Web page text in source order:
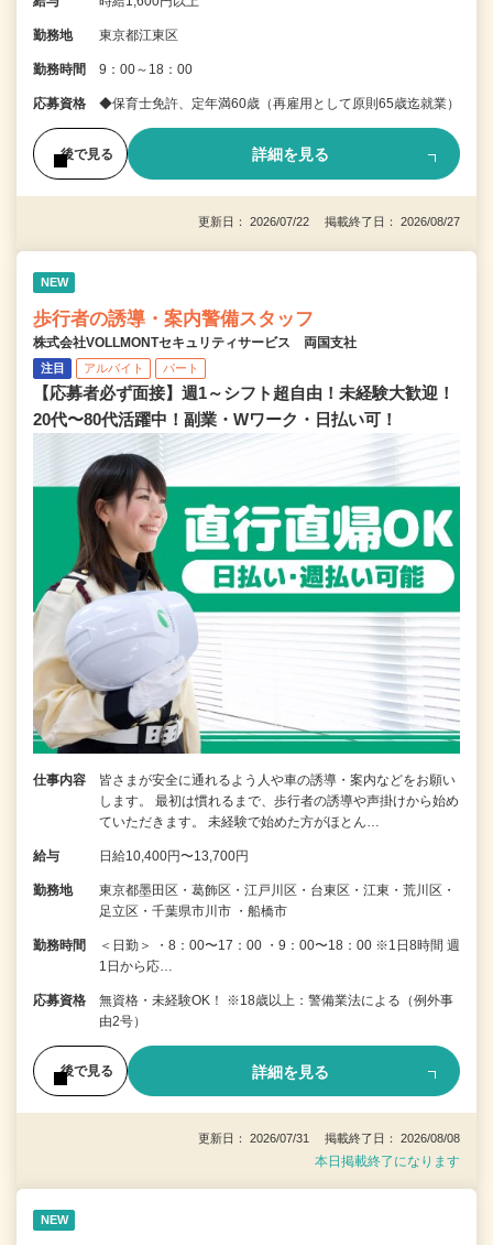
勤務地 東京都江東区
勤務時間 9：00～18：00
応募資格 ◆保育士免許、定年満60歳（再雇用として原則65歳迄就業）
後で見る 詳細を見る
更新日： 2026/07/22 掲載終了日： 2026/08/27
NEW
歩行者の誘導・案内警備スタッフ
株式会社VOLLMONTセキュリティサービス 両国支社
注目 アルバイト パート
【応募者必ず面接】週1～シフト超自由！未経験大歓迎！
20代〜80代活躍中！副業・Wワーク・日払い可！
仕事内容
皆さまが安全に通れるよう人や車の誘導・案内などをお願い
します。 最初は慣れるまで、歩行者の誘導や声掛けから始め
ていただきます。 未経験で始めた方がほとん…
給与 日給10,400円〜13,700円
勤務地
東京都墨田区・葛飾区・江戸川区・台東区・江東・荒川区・
足立区・千葉県市川市 ・船橋市
勤務時間
＜日勤＞ ・8：00〜17：00 ・9：00〜18：00 ※1日8時間 週
1日から応…
応募資格
無資格・未経験OK！ ※18歳以上：警備業法による（例外事
由2号）
後で見る 詳細を見る
更新日： 2026/07/31 掲載終了日： 2026/08/08
本日掲載終了になります
NEW